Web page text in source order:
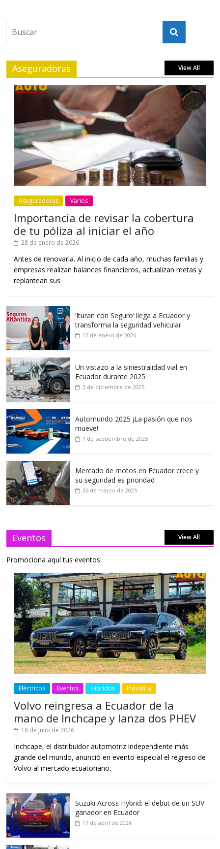
Aseguradoras View All
Aseguradoras Varios
Importancia de revisar la cobertura
de tu póliza al iniciar el año
28 de enero de 2026
Antes de renovarla. Al inicio de cada año, muchas familias y
empresas realizan balances financieros, actualizan metas y
replantean sus
‘Ituran con Seguro’ llega a Ecuador y
transforma la seguridad vehicular
17 de enero de 2026
Un vistazo a la siniestralidad vial en
Ecuador durante 2025
3 de diciembre de 2025
Automundo 2025 ¡La pasión que nos
mueve!
1 de septiembre de 2025
Mercado de motos en Ecuador crece y
su seguridad es prioridad
26 de marzo de 2025
Eventos View All
Promociona aquí tus eventos
Eléctricos Eventos Híbridos Industria
Volvo reingresa a Ecuador de la
mano de Inchcape y lanza dos PHEV
18 de julio de 2026
Inchcape, el distribuidor automotriz independiente más
grande del mundo, anunció en evento especial el regreso de
Volvo al mercado ecuatoriano,
Suzuki Across Hybrid: el debut de un SUV
ganador en Ecuador
17 de abril de 2026